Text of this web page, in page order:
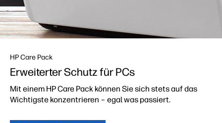
HP Care Pack
Erweiterter Schutz für PCs
Mit einem HP Care Pack können Sie sich stets auf das
Wichtigste konzentrieren – egal was passiert.